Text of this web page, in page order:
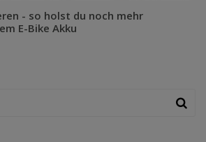
- so holst du noch mehr
E-Bike Akku